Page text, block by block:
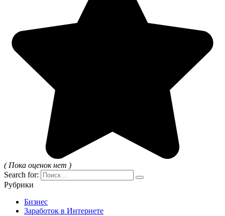
( Пока оценок нет )
Search for:
Рубрики
Бизнес
Заработок в Интернете